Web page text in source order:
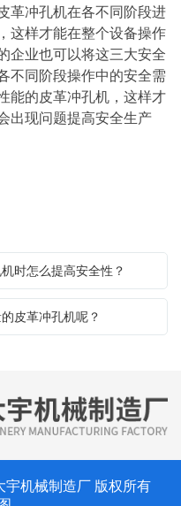
冲孔机在各不同阶段进
这样才能在整个设备操作
企业也可以将这三大安全
不同阶段操作中的安全需
能的皮革冲孔机，这样才
出现问题提高安全生产
时怎么提高安全性？
皮革冲孔机呢？
宇机械制造厂 版权所有